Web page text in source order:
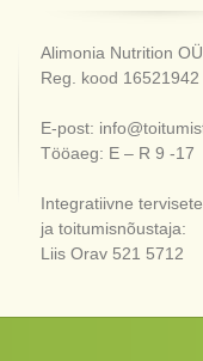
Alimonia Nutrition OÜ
Reg. kood 16521942
E-post:
Tööaeg: E – R 9 -17
Integratiivne
ja toitumisnõustaja:
Liis Orav 521 5712